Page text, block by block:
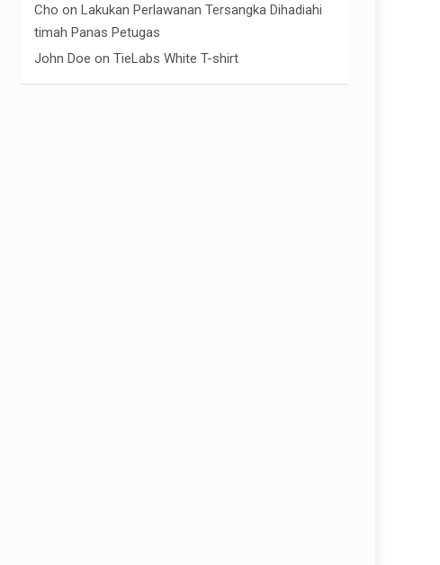
Cho on Lakukan Perlawanan Tersangka Dihadiahi
timah Panas Petugas
John Doe on TieLabs White T-shirt